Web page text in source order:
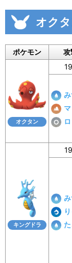
オク
ポケモン 攻
オクタン
キングドラ